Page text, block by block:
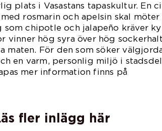
plats i Vasastans tapaskultur. En
rosmarin och apelsin skal
som chipotle och jalapeño kräver
vinner hög syra över hög
maten. För den som söker
en varm, personlig miljö i
mer information finns på
fler inlägg här